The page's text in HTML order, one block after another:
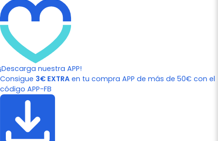
¡Descarga nuestra APP!
Consigue 3€ EXTRA en tu compra APP de más de 50€ con el
código APP-FB